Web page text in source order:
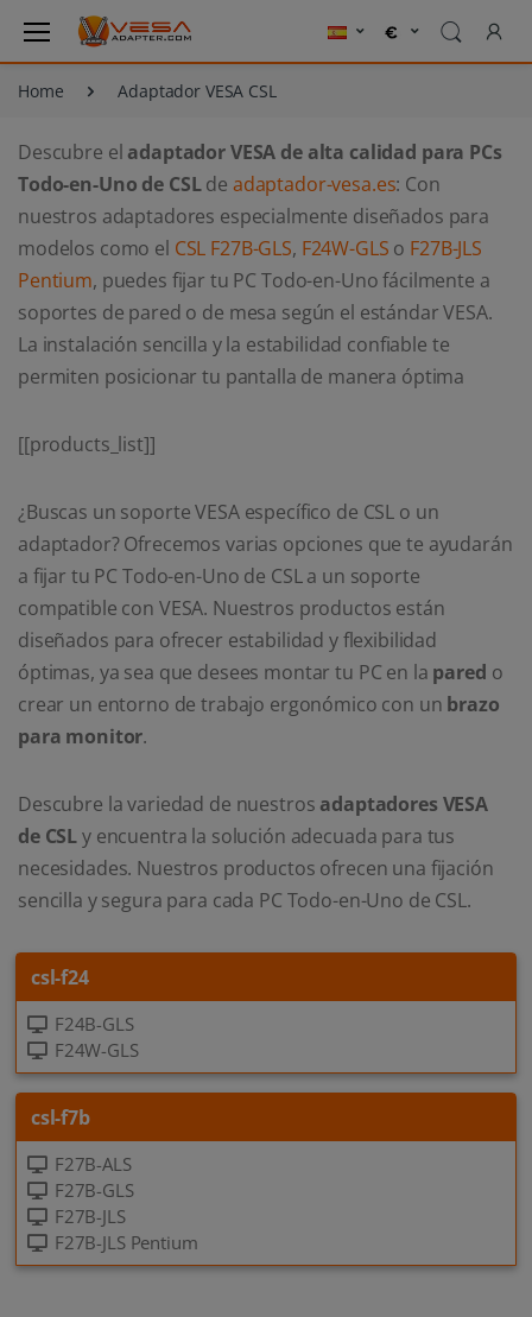
Home Adaptador VESA CSL
Descubre el adaptador VESA de alta calidad para PCs
Todo-en-Uno de CSLde adaptador-vesa.es: Con
nuestros adaptadores especialmente diseñados para
modelos como el CSL F27B-GLS, F24W-GLS o F27B-JLS
Pentium, puedes fijar tu PC Todo-en-Uno fácilmente a
soportes de pared o de mesa según el estándar VESA.
La instalación sencilla y la estabilidad confiable te
permiten posicionar tu pantalla de manera óptima
[[products_list]]
¿Buscas un soporte VESA específico de CSL o un
adaptador? Ofrecemos varias opciones que te ayudarán
a fijar tu PC Todo-en-Uno de CSL a un soporte
compatible con VESA. Nuestros productos están
diseñados para ofrecer estabilidad y flexibilidad
óptimas, ya sea que desees montar tu PC en la pared o
crear un entorno de trabajo ergonómico con un brazo
para monitor.
Descubre la variedad de nuestros adaptadores VESA
de CSLy encuentra la solución adecuada para tus
necesidades. Nuestros productos ofrecen una fijación
sencilla y segura para cada PC Todo-en-Uno de CSL.
csl-f24
F24B-GLS
F24W-GLS
csl-f7b
F27B-ALS
F27B-GLS
F27B-JLS
F27B-JLS Pentium